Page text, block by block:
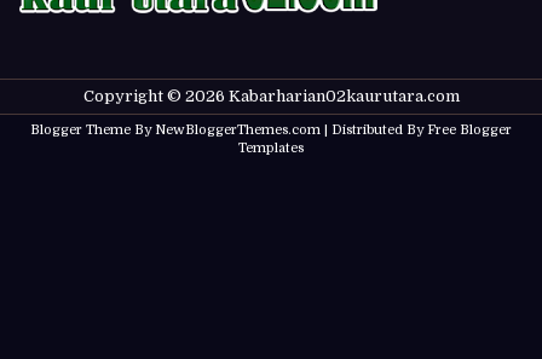
Copyright © 2026 Kabarharian02kaurutara.com
Blogger Theme By NewBloggerThemes.com | Distributed ByFree Blogger
Templates